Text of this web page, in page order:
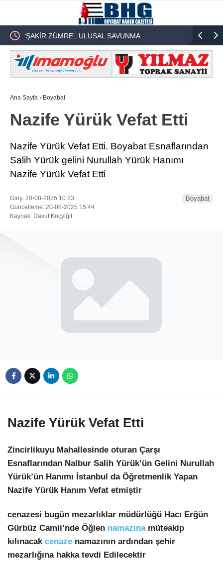
‘ŞAKİR ZÜMRE’, ULUSAL SAVUNMA
SİSTEMİNDEN SOBACILIĞA !
Türkiye
Şehidin
Ana Sayfa › Boyabat
Nazife Yürük Vefat Etti
Nazife Yürük Vefat Etti. Boyabat Esnaflarından
Salih Yürük gelini Nurullah Yürük Hanımı
Nazife Yürük Vefat Etti
Giriş: 20-08-2025 10:23
Güncelleme: 20-08-2025 15:44
Kaynak: Davut Koçyiğit
Boyabat
Nazife Yürük Vefat Etti
Zincirlikuyu Mahallesinde oturan Çarşı
Esnaflarından Nalbur Salih Yürük’ün Gelini Nurullah
Yürük’ün Hanımı İstanbul da Öğretmenlik Yapan
Nazife Yürük Hanım Vefat etmiştir
cenazesi bugün mezarlıklar müdürlüğü Hacı Erğün
Gürbüz Camii’nde Öğlen namazınamüteakip
kılınacakcenaze namazının ardından şehir
mezarlığına hakka tevdi Edilecektir